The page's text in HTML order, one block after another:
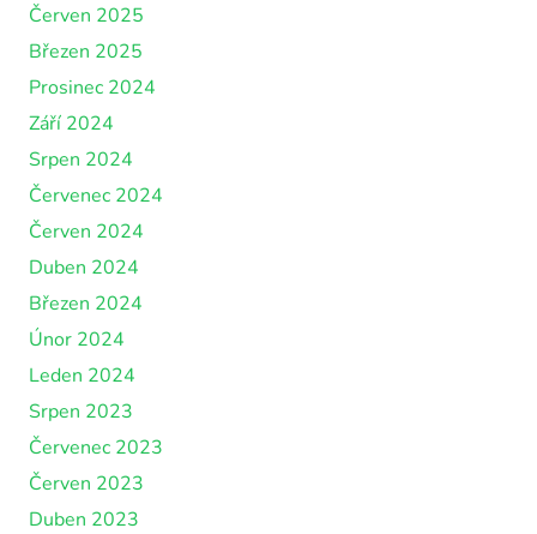
Červen 2025
Březen 2025
Prosinec 2024
Září 2024
Srpen 2024
Červenec 2024
Červen 2024
Duben 2024
Březen 2024
Únor 2024
Leden 2024
Srpen 2023
Červenec 2023
Červen 2023
Duben 2023